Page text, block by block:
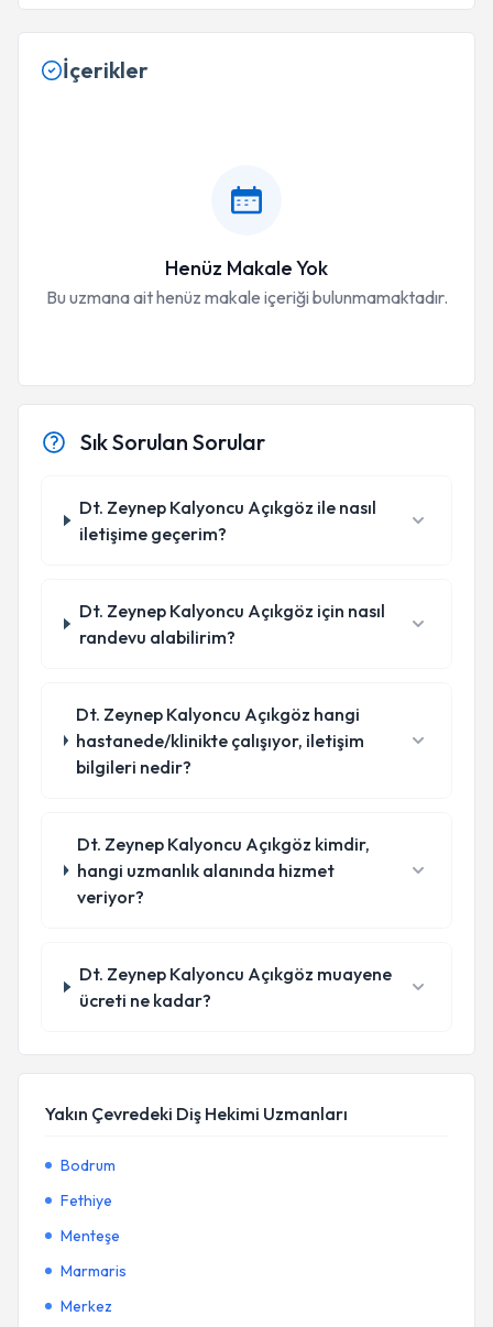
İçerikler
Henüz Makale Yok
Bu uzmana ait henüz makale içeriği bulunmamaktadır.
Sık Sorulan Sorular
Dt. Zeynep Kalyoncu Açıkgöz ile nasıl
iletişime geçerim?
Dt. Zeynep Kalyoncu Açıkgöz için nasıl
randevu alabilirim?
Dt. Zeynep Kalyoncu Açıkgöz hangi
hastanede/klinikte çalışıyor, iletişim
bilgileri nedir?
Dt. Zeynep Kalyoncu Açıkgöz kimdir,
hangi uzmanlık alanında hizmet
veriyor?
Dt. Zeynep Kalyoncu Açıkgöz muayene
ücreti ne kadar?
Yakın Çevredeki Diş Hekimi Uzmanları
Bodrum
Fethiye
Menteşe
Marmaris
Merkez